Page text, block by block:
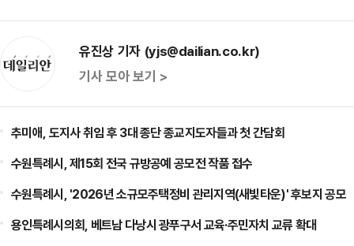
유진상 기자 (yjs@dailian.co.kr)
기사 모아 보기 >
추미애, 도지사 취임 후 3대 종단 종교지도자들과 첫 간담회
수원특례시, 제15회 전국 규방공예 공모전 작품 접수
수원특례시, '2026년 소규모주택정비 관리지역(새빛타운)' 후보지 공모
용인특례시의회, 베트남 다낭시 광푸구서 교육·주민자치 교류 확대